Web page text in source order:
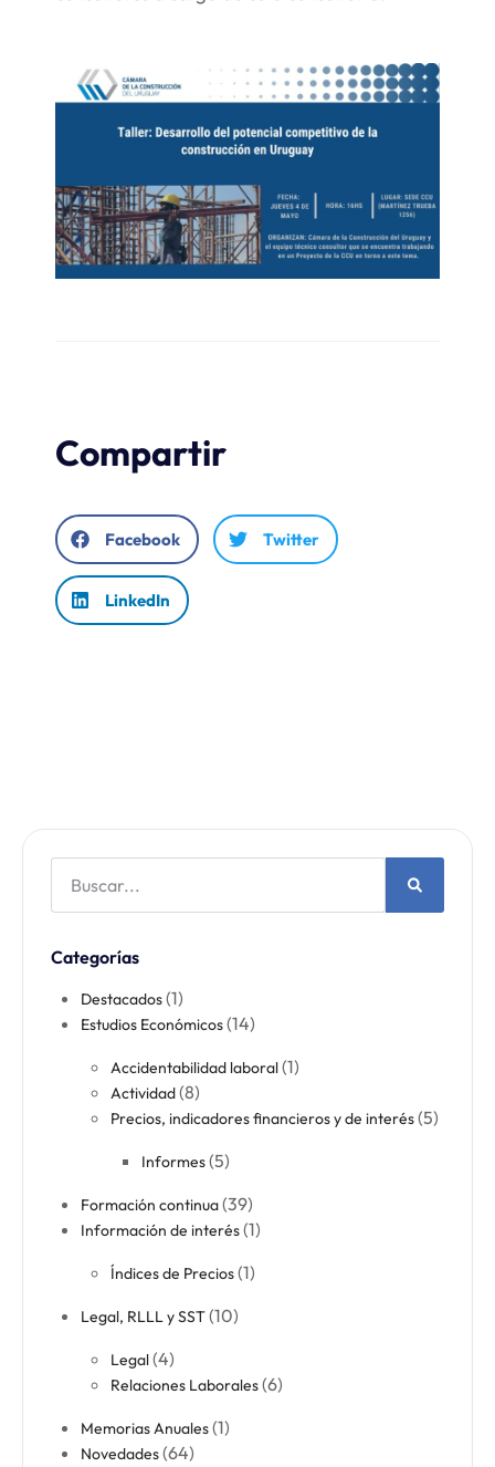
Compartir
Facebook Twitter
LinkedIn
Categorías
Destacados(1)
Estudios Económicos(14)
Accidentabilidad laboral​(1)
Actividad​(8)
Precios, indicadores financieros y de interés(5)
Informes(5)
Formación continua​(39)
Información de interés(1)
Índices de Precios(1)
Legal, RLLL y SST(10)
Legal​(4)
Relaciones Laborales​(6)
Memorias Anuales(1)
Novedades(64)